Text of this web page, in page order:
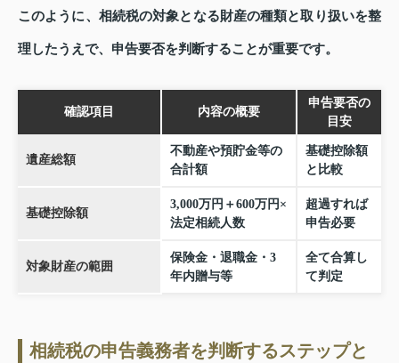
このように、相続税の対象となる財産の種類と取り扱いを整
理したうえで、申告要否を判断することが重要です。
確認項目 内容の概要
申告要否の
目安
遺産総額
不動産や預貯金等の
合計額
基礎控除額
と比較
基礎控除額
3,000万円＋600万円×
法定相続人数
超過すれば
申告必要
対象財産の範囲
保険金・退職金・3
年内贈与等
全て合算し
て判定
相続税の申告義務者を判断するステップと